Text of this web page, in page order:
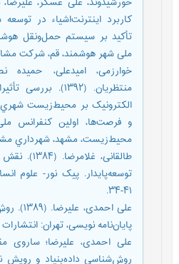
کاربرد اینترنت‌اشیاء در
تأکید بر سیستم حمل‌ونقل
ملی شهر هوشمند، قم، شرکت
خوارزمی، امیدعلی، حمیده
منتظریان. (۱۳۹۲).
الکترونیک بر محیط‌زیست
و فرصت‌ها، اولین کنفرانس
محیط‌زیست، مشهد، شهرداري
طالقانی،
۴۱-۳۴.
علی احمدی،
پایان‌نامه نویسی، تهران:
روش‌شناسی داده‌بنیاد و رویش